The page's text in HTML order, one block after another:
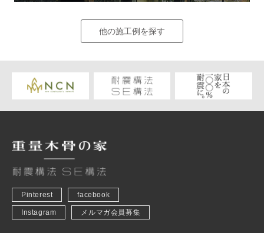
他の施工例を探す
Pinterest facebook
Instagram メルマガ会員募集